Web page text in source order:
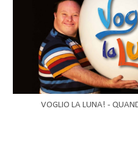
VOGLIO LA LUNA! -